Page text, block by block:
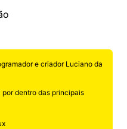
e criador Luciano da
dentro das principais